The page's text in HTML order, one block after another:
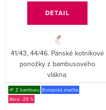
DETAIL
41/43, 44/46. Pánské kotníkové
ponožky z bambusového
vlákna.
🌱 Z bambusu Evropská značka
-28 %